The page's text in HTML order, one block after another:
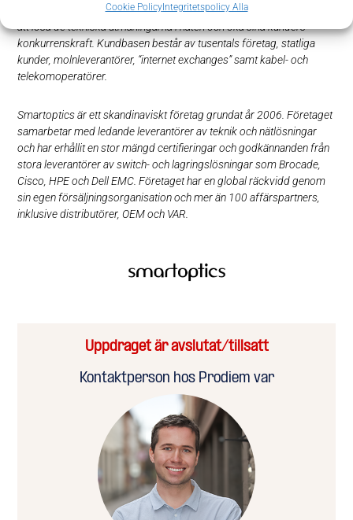
Cookie PolicyIntegritetspolicy Alla
komponenter för den nya tidens öppna nät. Företaget fokuserar på
att lösa de tekniska utmaningarna i näten och öka sina kunders
konkurrenskraft. Kundbasen består av tusentals företag, statliga
kunder, molnleverantörer, “internet exchanges” samt kabel- och
telekomoperatörer.
Smartoptics är ett skandinaviskt företag grundat år 2006. Företaget
samarbetar med ledande leverantörer av teknik och nätlösningar
och har erhållit en stor mängd certifieringar och godkännanden från
stora leverantörer av switch- och lagringslösningar som Brocade,
Cisco, HPE och Dell EMC. Företaget har en global räckvidd genom
sin egen försäljningsorganisation och mer än 100 affärspartners,
inklusive distributörer, OEM och VAR.
Uppdraget är avslutat/tillsatt
Kontaktperson hos Prodiem var